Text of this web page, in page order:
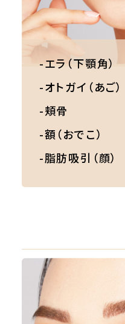
-エラ（下顎角）
-オトガイ（あご）
-頬骨
-額（おでこ）
-脂肪吸引（顔）